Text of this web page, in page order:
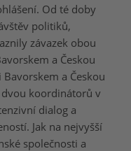
Od té doby
politiků,
závazek obou
a Českou
a Českou
koordinátorů v
dialog a
Jak na nejvyšší
společnosti a